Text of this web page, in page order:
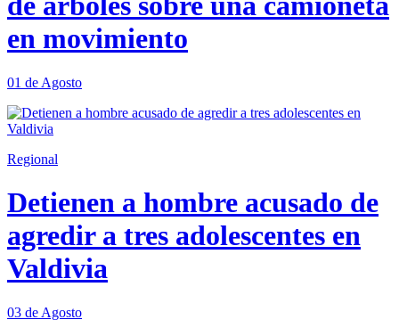
en movimiento
01 de Agosto
Regional
Detienen a hombre acusado de
agredir a tres adolescentes en
Valdivia
03 de Agosto